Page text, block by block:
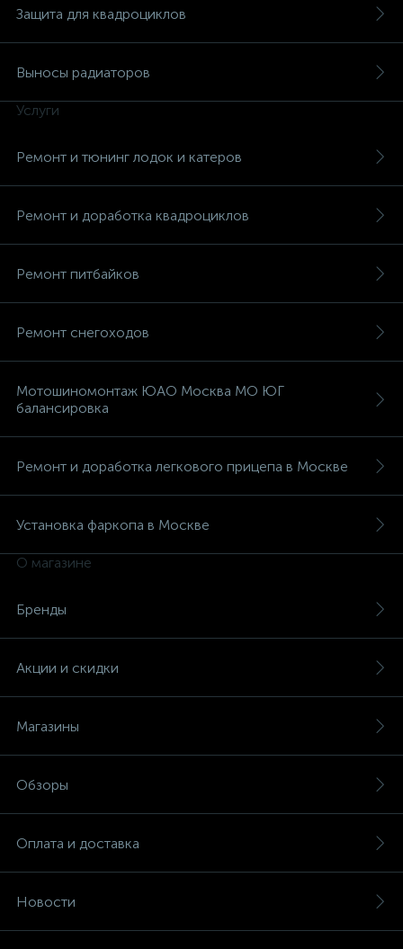
Защита для квадроциклов
Выносы радиаторов
Услуги
Ремонт и тюнинг лодок и катеров
Ремонт и доработка квадроциклов
Ремонт питбайков
Ремонт снегоходов
Мотошиномонтаж ЮАО Москва МО ЮГ
балансировка
Ремонт и доработка легкового прицепа в Москве
Установка фаркопа в Москве
О магазине
Бренды
Акции и скидки
Магазины
Обзоры
Оплата и доставка
Новости